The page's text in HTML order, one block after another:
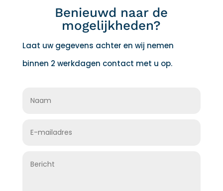
Benieuwd naar de
mogelijkheden?
Laat uw gegevens achter en wij nemen
binnen 2 werkdagen contact met u op.